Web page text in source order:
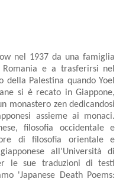
nel 1937 da una famiglia
e a trasferirsi nel
Palestina quando Yoel
si è recato in Giappone,
monastero zen dedicandosi
assieme ai monaci.
filosofia occidentale e
di filosofia orientale e
all'Università di
le sue traduzioni di testi
'Japanese Death Poems: